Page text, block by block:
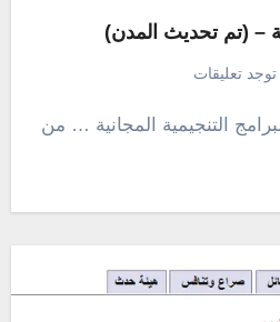
– (تم تحديث المدن)
توجد تعليقات
التنجيمية المجانية … من